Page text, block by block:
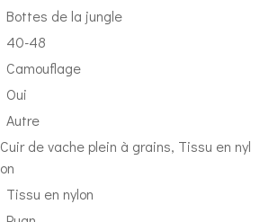
Bottes de la jungle
40-48
Camouflage
Oui
Autre
Cuir de vache plein à grains, Tissu en nyl
on
Tissu en nylon